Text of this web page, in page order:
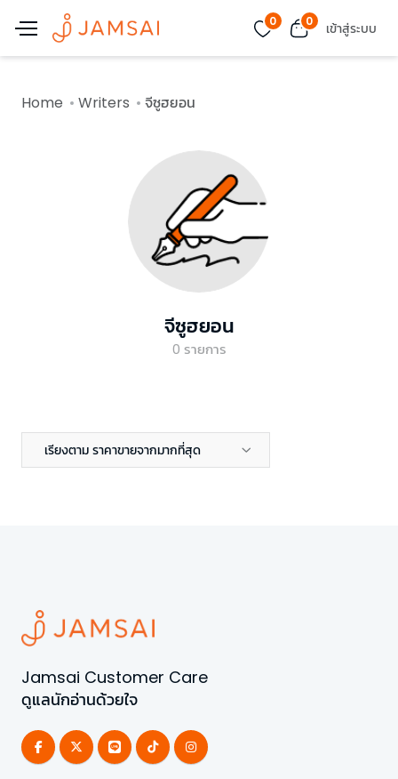
0 0 เข้าสู่ระบบ
Home Writers จีซูฮยอน
จีซูฮยอน
0 รายการ
เรียงตาม ราคาขายจากมากที่สุด
Jamsai Customer Care
ดูแลนักอ่านด้วยใจ